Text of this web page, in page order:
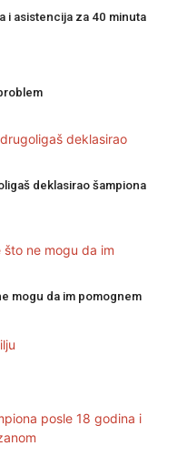
i asistencija za 40 minuta
deklasirao šampiona
mogu da im pomognem